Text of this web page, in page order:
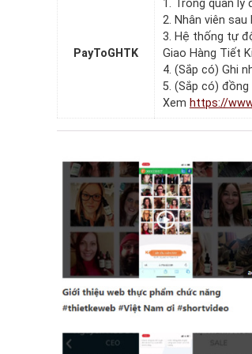
PayToGHTK
1. Trong quản lý
2. Nhân viên
3. Hệ thống tự
Giao Hàng Tiết
4. (Sắp có) Ghi
5. (Sắp có)
Xem https://